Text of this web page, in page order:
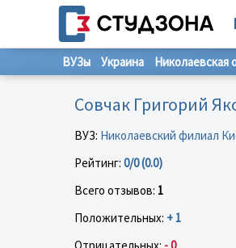
ВУЗы Украина Николаевская
Совчак Григорий
ВУЗ: Николаевский филиал
Рейтинг: 0/0 (0.0)
Всего отзывов: 1
Положительных: + 1